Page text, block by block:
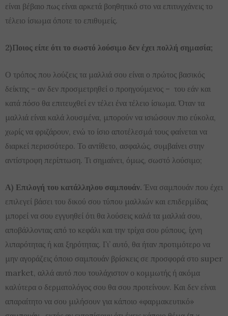
είναι βέβαιο πως είναι αρκετά βοηθητικό στο να επιτυγχάνεις το
τέλειο ίσιωμα όποτε το επιθυμείς.
2)Ποιος είπε ότι το σωστό λούσιμο δεν έχει πολλή σημασία;
Ο τρόπος που λούζεις τα μαλλιά σου είναι ο πρώτος βασικός
δείκτης – αν δεν προσμετρηθεί ο προηγούμενος – του εάν και
κατά πόσο θα επιτευχθεί εν τέλει ένα τέλειο ίσιωμα. Όταν τα
μαλλιά είναι καλά λουσμένα, μπορούν να ισιώσουν πιο εύκολα,
χωρίς να φριζάρουν, ενώ το ίσιο αποτέλεσμά τους φαίνεται να
διαρκεί περισσότερο. Το αντίθετο, ασφαλώς, συμβαίνει στην
αντίστροφη περίπτωση. Τι σημαίνει, όμως, σωστό λούσιμο;
Α) Επιλογή του κατάλληλου σαμπουάν. Ένα σαμπουάν που έχει
επιλεγεί βάσει του δικού σου τύπου μαλλιών και επιδερμίδας
μπορεί να σου εγγυηθεί ότι θα λούσεις καλά τα μαλλιά σου,
αποβάλλοντας από το κεφάλι και την τρίχα σου ρύπους, ίχνη
λιπαρότητας ή και ξηρότητας. Γι’ αυτό, θα ήταν προτιμότερο να
μην αγοράζεις όποιο σαμπουάν βρίσκεις σε προσφορά στο super
market, αλλά αυτό που τουλάχιστον ο κομμωτής ή ακόμα
καλύτερα ο δερματολόγος σου θα σου προτείνουν. Και δεν είναι
απαραίτητο να σου μιλήσουν για κάποιο «φαρμακευτικό»